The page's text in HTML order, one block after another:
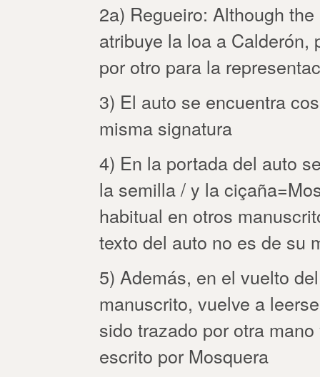
2a) Regueiro: Although
atribuye la loa a Calderón,
por otro para la
3) El auto se encuentra
misma signatura
4) En la portada del auto
la semilla / y la
habitual en otros
texto del auto no es de su
5) Además, en el vuelto
manuscrito, vuelve a
sido trazado por otra
escrito por Mosquera